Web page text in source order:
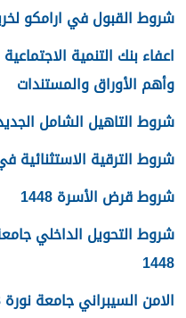
شروط القبول في ارامكو لخريجي
وأهم الأوراق والمستندات
شروط التاهيل الشامل الجديده
شروط الترقية الاستثنائية في
شروط قرض الأسرة 1448
شروط التحويل الداخلي
1448
الامن السيبراني جامعة نورة 1448 الشروط وخطوات التقديم